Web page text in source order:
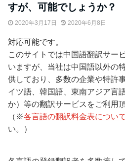
すが、可能でしょうか？
2020年3月17日 2020年6月8日
対応可能です。
このサイトでは中国語翻訳サー
いますが、当社は中国語以外の
供しており、多数の企業や特許
イツ語、韓国語、東南アジア言
か）等の翻訳サービスをご利用
（※各言語の翻訳料金表につい
い。）